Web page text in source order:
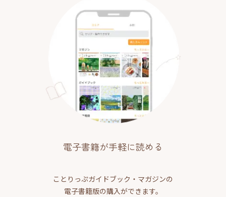
電子書籍が手軽に読める
ことりっぷガイドブック・マガジンの
電子書籍版の購入ができます。